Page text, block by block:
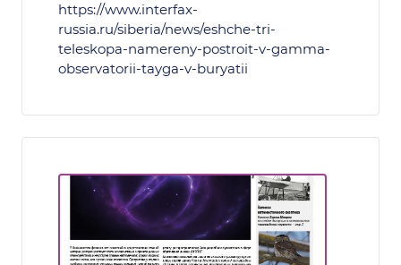
https://www.interfax-
russia.ru/siberia/news/eshche-tri-
teleskopa-namereny-postroit-v-gamma-
observatorii-tayga-v-buryatii